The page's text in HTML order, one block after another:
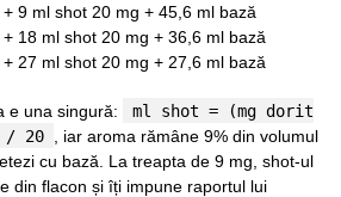
9 ml shot 20 mg + 45,6 ml bază
18 ml shot 20 mg + 36,6 ml bază
27 ml shot 20 mg + 27,6 ml bază
e una singură:
ml shot = (mg dorit
20
, iar aroma rămâne 9% din volumul
cu bază. La treapta de 9 mg, shot-ul
din flacon și îți impune raportul lui